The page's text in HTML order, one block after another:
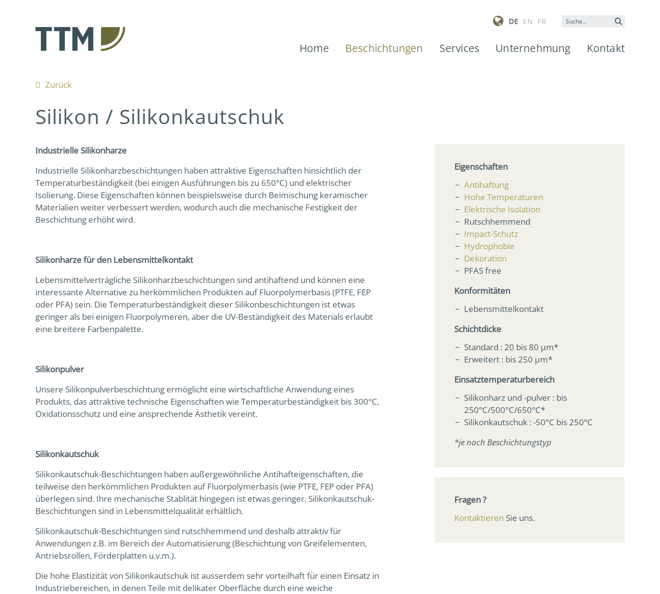
Suchwort
DE EN FR
Home Beschichtungen Services Unternehmung Kontakt
Zurück
Silikon / Silikonkautschuk
Eigenschaften
Antihaftung
Hohe Temperaturen
Elektrische Isolation
Rutschhemmend
Impact-Schutz
Hydrophobie
Dekoration
PFAS free
Konformitäten
Lebensmittelkontakt
Schichtdicke
Standard : 20 bis 80 µm*
Erweitert : bis 250 µm*
Einsatztemperaturbereich
Silikonharz und -pulver : bis
250°C/500°C/650°C*
Silikonkautschuk : -50°C bis 250°C
*je nach Beschichtungstyp
Fragen ?
Kontaktieren Sie uns.
Industrielle Silikonharze
Industrielle Silikonharzbeschichtungen haben attraktive Eigenschaften hinsichtlich der
Temperaturbeständigkeit (bei einigen Ausführungen bis zu 650°C) und elektrischer
Isolierung. Diese Eigenschaften können beispielsweise durch Beimischung keramischer
Materialien weiter verbessert werden, wodurch auch die mechanische Festigkeit der
Beschichtung erhöht wird.
Silikonharze für den Lebensmittelkontakt
Lebensmittelverträgliche Silikonharzbeschichtungen sind antihaftend und können eine
interessante Alternative zu herkömmlichen Produkten auf Fluorpolymerbasis (PTFE, FEP
oder PFA) sein. Die Temperaturbeständigkeit dieser Silikonbeschichtungen ist etwas
geringer als bei einigen Fluorpolymeren, aber die UV-Beständigkeit des Materials erlaubt
eine breitere Farbenpalette.
Silikonpulver
Unsere Silikonpulverbeschichtung ermöglicht eine wirtschaftliche Anwendung eines
Produkts, das attraktive technische Eigenschaften wie Temperaturbeständigkeit bis 300°C,
Oxidationsschutz und eine ansprechende Ästhetik vereint.
Silikonkautschuk
Silikonkautschuk-Beschichtungen haben außergewöhnliche Antihafteigenschaften, die
teilweise den herkömmlichen Produkten auf Fluorpolymerbasis (wie PTFE, FEP oder PFA)
überlegen sind. Ihre mechanische Stablität hingegen ist etwas geringer. Silikonkautschuk-
Beschichtungen sind in Lebensmittelqualität erhältlich.
Silikonkautschuk-Beschichtungen sind rutschhemmend und deshalb attraktiv für
Anwendungen z.B. im Bereich der Automatisierung (Beschichtung von Greifelementen,
Antriebsrollen, Förderplatten u.v.m.).
Die hohe Elastizität von Silikonkautschuk ist ausserdem sehr vorteilhaft für einen Einsatz in
Industriebereichen, in denen Teile mit delikater Oberfläche durch eine weiche